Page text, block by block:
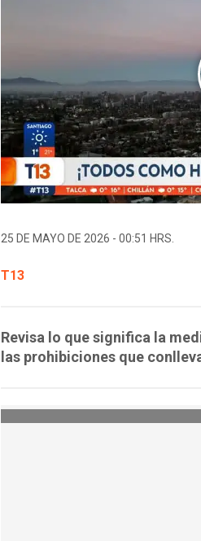
25 DE MAYO DE 2026 - 00:51 HRS.
T13
Revisa lo que significa la
las prohibiciones que